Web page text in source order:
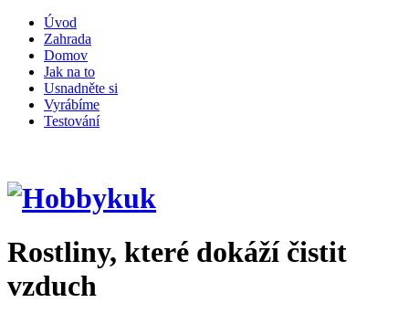
Úvod
Zahrada
Domov
Jak na to
Usnadněte si
Vyrábíme
Testování
Rostliny, které dokáží čistit
vzduch